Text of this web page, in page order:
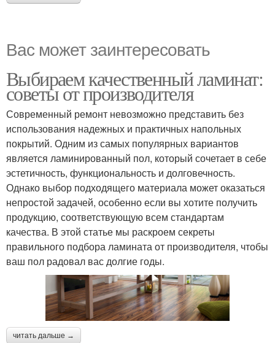
Вас может заинтересовать
Выбираем качественный ламинат:
советы от производителя
Современный ремонт невозможно представить без
использования надежных и практичных напольных
покрытий. Одним из самых популярных вариантов
является ламинированный пол, который сочетает в себе
эстетичность, функциональность и долговечность.
Однако выбор подходящего материала может оказаться
непростой задачей, особенно если вы хотите получить
продукцию, соответствующую всем стандартам
качества. В этой статье мы раскроем секреты
правильного подбора ламината от производителя, чтобы
ваш пол радовал вас долгие годы.
читать дальше →